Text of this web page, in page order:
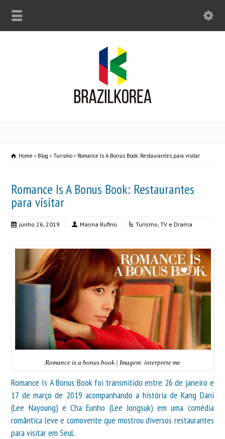
Home Blog Turismo Romance Is A Bonus Book: Restaurantes para visitar
Romance Is A Bonus Book: Restaurantes
para visitar
junho 26, 2019 Marina Rufino Turismo,TV e Drama
Romance is a bonus book | Imagem: interprete me
Romance Is A Bonus Book foi transmitido entre 26 de janeiro e
17 de março de 2019 acompanhando a história de Kang Dani
(Lee Nayoung) e Cha Eunho (Lee Jongsuk) em uma comédia
romântica leve e comovente que mostrou diversos restaurantes
para visitar em Seul.